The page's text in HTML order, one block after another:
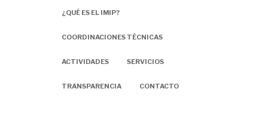
¿QUÉ ES EL IMIP?
COORDINACIONES TÉCNICAS
ACTIVIDADES SERVICIOS
TRANSPARENCIA CONTACTO